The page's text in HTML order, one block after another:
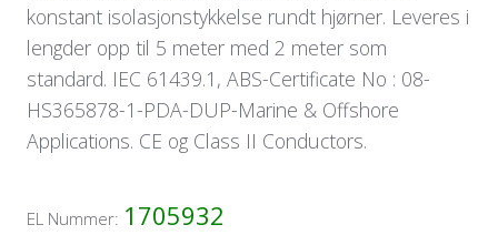
konstant isolasjonstykkelse rundt hjørner. Leveres i
lengder opp til 5 meter med 2 meter som
standard. IEC 61439.1, ABS-Certificate No : 08-
HS365878-1-PDA-DUP-Marine & Offshore
Applications. CE og Class II Conductors.
EL Nummer: 1705932